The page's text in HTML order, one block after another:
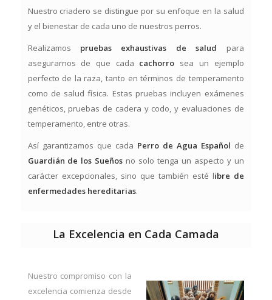
Nuestro criadero se distingue por su enfoque en la salud
y el bienestar de cada uno de nuestros perros.
Realizamos pruebas exhaustivas de salud para
asegurarnos de que cada cachorro sea un ejemplo
perfecto de la raza, tanto en términos de temperamento
como de salud física. Estas pruebas incluyen exámenes
genéticos, pruebas de cadera y codo, y evaluaciones de
temperamento, entre otras.
Así garantizamos que cada Perro de Agua Español de
Guardián de los Sueños no solo tenga un aspecto y un
carácter excepcionales, sino que también esté libre de
enfermedades hereditarias.
La Excelencia en Cada Camada
Nuestro compromiso con la
excelencia comienza desde